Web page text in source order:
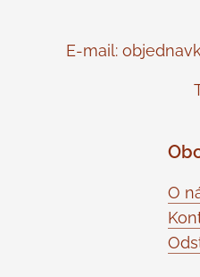
E-mail:
O